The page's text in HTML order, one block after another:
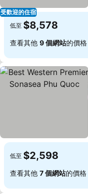
受歡迎的住宿
低至 $8,578
查看其他 9 個網站的價格
低至 $2,598
查看其他 7 個網站的價格